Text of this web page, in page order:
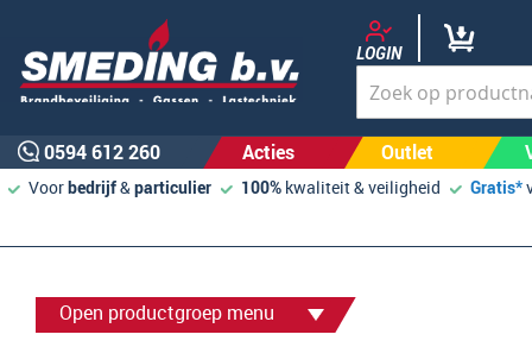
LOGIN
0594 612 260 Acties Outlet
Voorbedrijf&particulier 100% kwaliteit & veiligheid Gratis*
Open productgroep menu